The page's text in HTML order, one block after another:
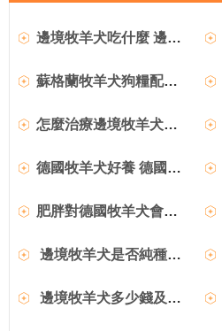
邊境牧羊犬吃什麼 邊境牧羊犬吃什麼狗糧
蘇格蘭牧羊犬狗糧配方 蘇格蘭牧羊犬吃什麼
怎麼治療邊境牧羊犬腦炎
德國牧羊犬好養 德國牧羊犬洗澡注意事項
肥胖對德國牧羊犬會造成哪些危害 德牧肥胖危害
邊境牧羊犬是否純種的選購方法和注意事項
邊境牧羊犬多少錢及各地參考價格